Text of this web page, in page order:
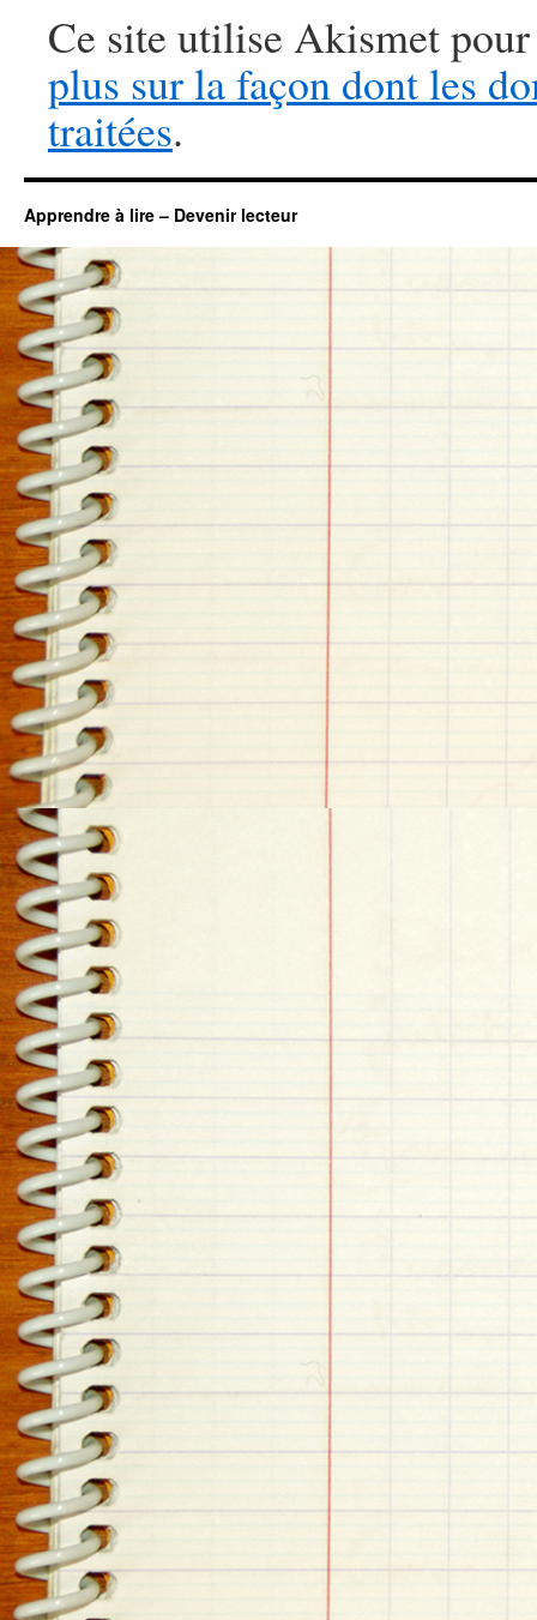
Ce site utilise Akismet
plus sur la façon dont les
traitées.
Apprendre à lire – Devenir lecteur